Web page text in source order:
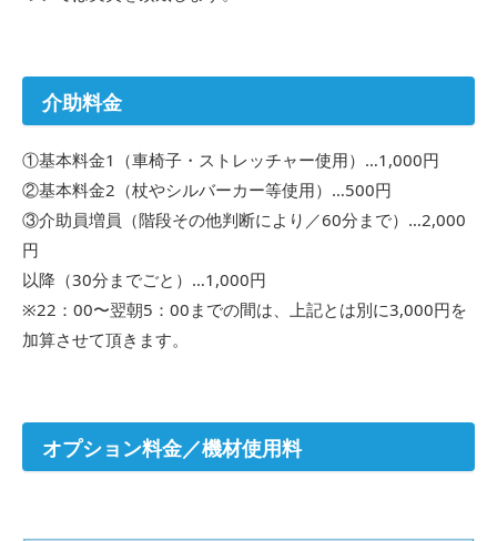
介助料金
①基本料金1（車椅子・ストレッチャー使用）…1,000円
②基本料金2（杖やシルバーカー等使用）…500円
③介助員増員（階段その他判断により／60分まで）…2,000
円
以降（30分までごと）…1,000円
※22：00〜翌朝5：00までの間は、上記とは別に3,000円を
加算させて頂きます。
オプション料金／機材使用料